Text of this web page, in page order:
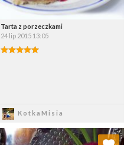
Tarta z porzeczkami
24 lip 2015 13:05
KotkaMisia
Dodaj do ulubionych